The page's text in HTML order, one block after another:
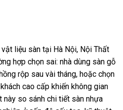
liệu sàn tại Hà Nội, Nội Thất
hợp chọn sai: nhà dùng sàn gỗ
rộp sau vài tháng, hoặc chọn
cao cấp khiến không gian
so sánh chi tiết sàn nhựa